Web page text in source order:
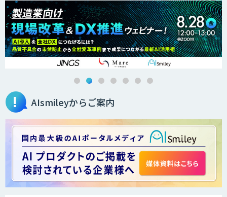
高性能 AI エンジン搭載エッジシステム
「VAB-5000」
３次元計測アプリRulerless
AIカメラ搭載ドライブレコーダー「VIA
LINE WORKS PaperOn
AIsmileyからご案内